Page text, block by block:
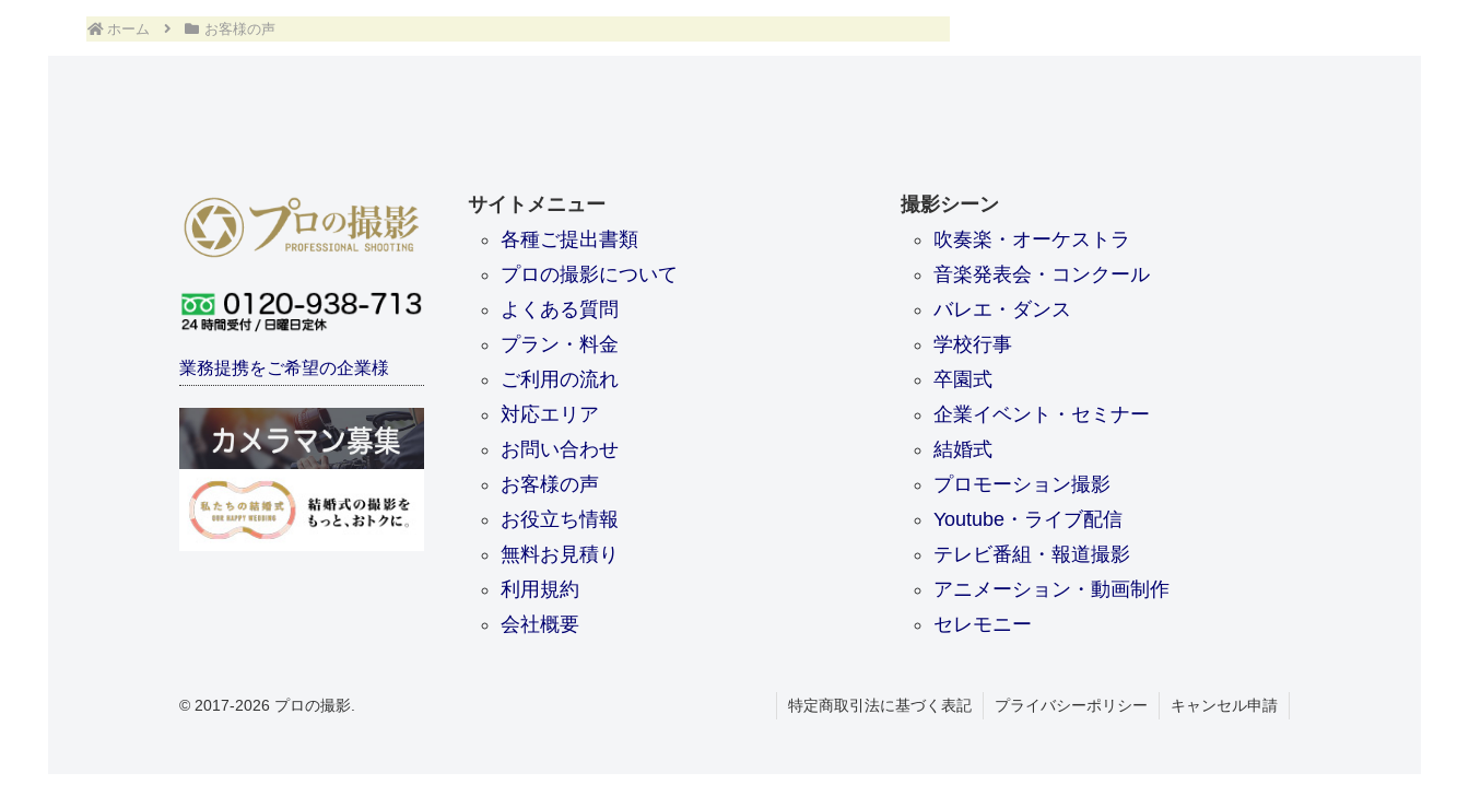
の要望を聞いてくださったので有り難い
です。本当にありがとうござ...
したが、カメラマンさんはじめスタッフ
ホーム お客様の声
業務提携をご希望の企業様
サイトメニュー
各種ご提出書類
プロの撮影について
よくある質問
プラン・料金
ご利用の流れ
対応エリア
お問い合わせ
お客様の声
お役立ち情報
無料お見積り
利用規約
会社概要
撮影シーン
吹奏楽・オーケストラ
音楽発表会・コンクール
バレエ・ダンス
学校行事
卒園式
企業イベント・セミナー
結婚式
プロモーション撮影
Youtube・ライブ配信
テレビ番組・報道撮影
アニメーション・動画制作
セレモニー
© 2017-2026 プロの撮影. 特定商取引法に基づく表記 プライバシーポリシー キャンセル申請